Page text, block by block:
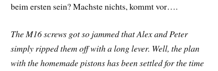
beim ersten sein? Machste nichts, kommt vor….
The M16 screws got so jammed that Alex and Peter
simply ripped them off with a long lever. Well, the plan
with the homemade pistons has been settled for the time